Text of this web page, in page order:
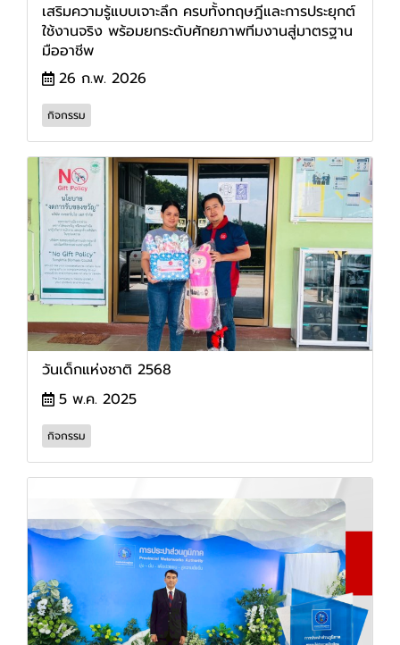
เสริมความรู้แบบเจาะลึก ครบทั้งทฤษฎีและการประยุกต์
ใช้งานจริง พร้อมยกระดับศักยภาพทีมงานสู่มาตรฐาน
มืออาชีพ
26 ก.พ. 2026
กิจกรรม
วันเด็กแห่งชาติ 2568
5 พ.ค. 2025
กิจกรรม